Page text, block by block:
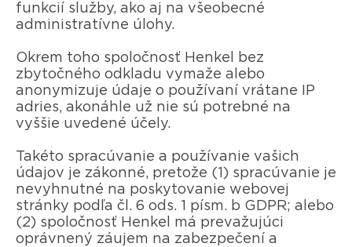
funkcií služby, ako aj na všeobecné
administratívne úlohy.
Okrem toho spoločnosť Henkel bez
zbytočného odkladu vymaže alebo
anonymizuje údaje o používaní vrátane IP
adries, akonáhle už nie sú potrebné na
vyššie uvedené účely.
Takéto spracúvanie a používanie vašich
údajov je zákonné, pretože (1) spracúvanie je
nevyhnutné na poskytovanie webovej
stránky podľa čl. 6 ods. 1 písm. b GDPR; alebo
(2) spoločnosť Henkel má prevažujúci
oprávnený záujem na zabezpečení a